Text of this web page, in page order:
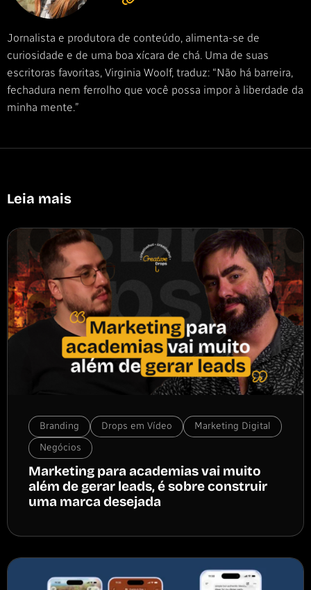
Jornalista e produtora de conteúdo, alimenta-se de
curiosidade e de uma boa xícara de chá. Uma de suas
escritoras favoritas, Virginia Woolf, traduz: “Não há barreira,
fechadura nem ferrolho que você possa impor à liberdade da
minha mente.”
Leia mais
Branding Drops em Vídeo
Marketing Digital
Negócios
Marketing para academias vai muito
além de gerar leads, é sobre construir
uma marca desejada